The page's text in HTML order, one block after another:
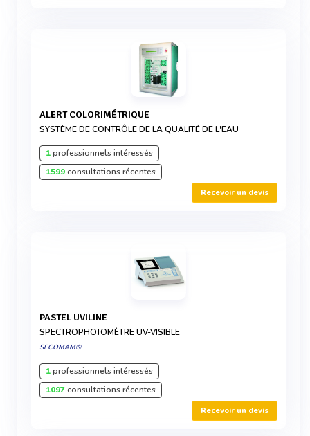
ALERT COLORIMÉTRIQUE
SYSTÈME DE CONTRÔLE DE LA QUALITÉ DE L'EAU
1professionnels intéressés
1599consultations récentes
Recevoir un devis
PASTEL UVILINE
SPECTROPHOTOMÈTRE UV-VISIBLE
SECOMAM®
1professionnels intéressés
1097consultations récentes
Recevoir un devis